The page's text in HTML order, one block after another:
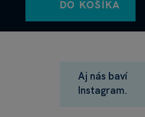
DO KOŠÍKA
Aj nás baví
Instagram.